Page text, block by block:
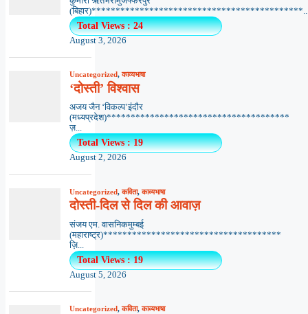
Total Views : 24
August 3, 2026
Uncategorized,काव्यभाषा
‘दोस्ती’ विश्वास
अजय जैन ‘विकल्प’इंदौर
(मध्यप्रदेश)**************************************
ज़...
Total Views : 19
August 2, 2026
Uncategorized,कविता,काव्यभाषा
दोस्ती-दिल से दिल की आवाज़
संजय एम. वासनिकमुम्बई
(महाराष्ट्र)*************************************
ज़ि...
Total Views : 19
August 5, 2026
Uncategorized,कविता,काव्यभाषा